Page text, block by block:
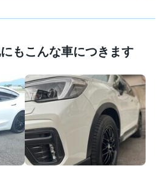
もこんな車につきます